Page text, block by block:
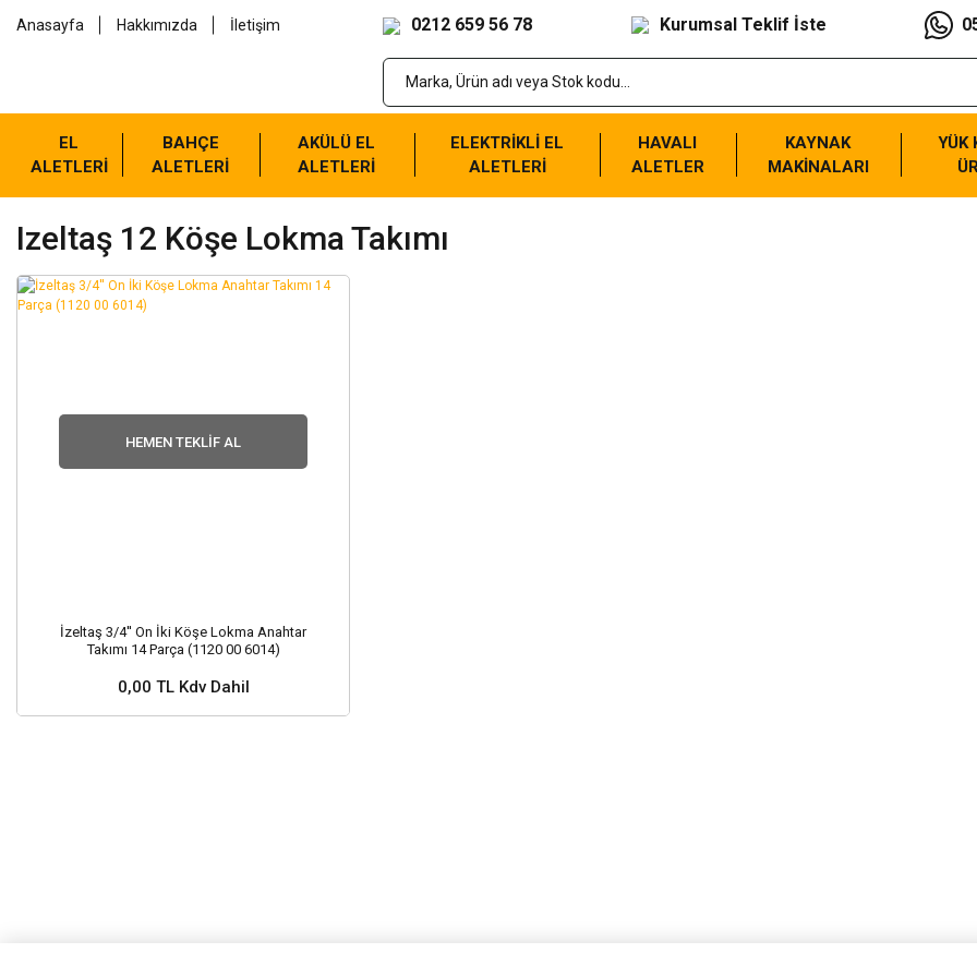
Anasayfa Hakkımızda İletişim 0212 659 56 78 Kurumsal Teklif İste
EL
ALETLERİ
BAHÇE
ALETLERİ
AKÜLÜ EL
ALETLERİ
ELEKTRİKLİ EL
ALETLERİ
HAVALI
ALETLER
KAYNAK
MAKİNALARI
YÜK
Izeltaş 12 Köşe Lokma Takımı
HEMEN TEKLIF AL
İzeltaş 3/4'' On İki Köşe Lokma Anahtar
Takımı 14 Parça (1120 00 6014)
0,00 TL Kdv Dahil